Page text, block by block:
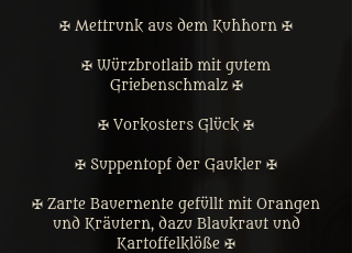
✠ Mettrunk aus dem Kuhhorn ✠
✠ Würzbrotlaib mit gutem
Griebenschmalz ✠
✠ Vorkosters Glück ✠
✠ Suppentopf der Gaukler ✠
✠ Zarte Bauernente gefüllt mit Orangen
und Kräutern, dazu Blaukraut und
Kartoffelklöße ✠